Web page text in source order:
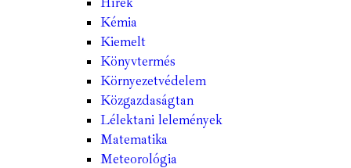
Kémia
Kiemelt
Könyvtermés
Környezetvédelem
Közgazdaságtan
Lélektani lelemények
Matematika
Meteorológia